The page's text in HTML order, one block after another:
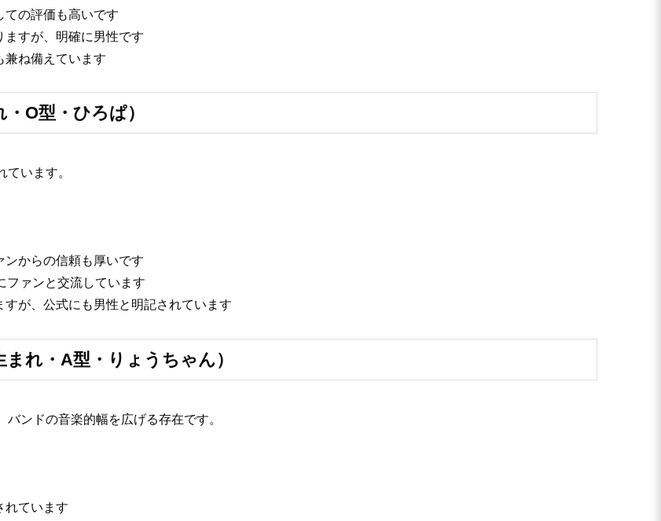
ての評価も高いです
すが、明確に男性です
兼ね備えています
O型・ひろぱ）
います。
からの信頼も厚いです
ファンと交流しています
が、公式にも男性と明記されています
れ・A型・りょうちゃん）
ンドの音楽的幅を広げる存在です。
れています